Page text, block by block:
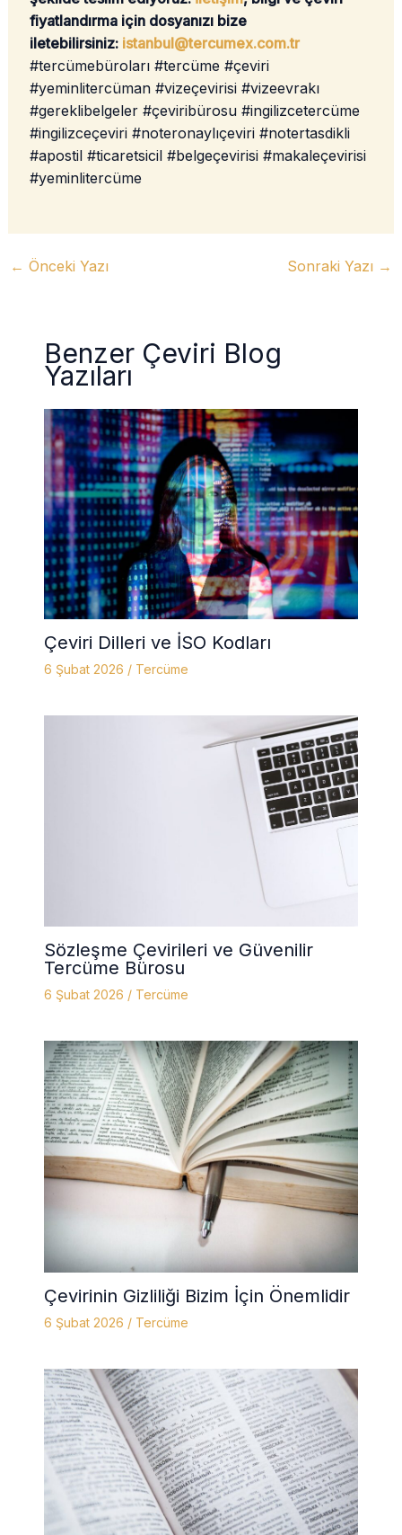
fiyatlandırma için dosyanızı bize
iletebilirsiniz: istanbul@tercumex.com.tr
#tercümebüroları #tercüme #çeviri
#yeminlitercüman #vizeçevirisi #vizeevrakı
#gereklibelgeler #çeviribürosu #ingilizcetercüme
#ingilizceçeviri #noteronaylıçeviri #notertasdikli
#apostil #ticaretsicil #belgeçevirisi #makaleçevirisi
#yeminlitercüme
← Önceki Yazı Sonraki Yazı →
Benzer Çeviri Blog
Yazıları
Çeviri Dilleri ve İSO Kodları
6 Şubat 2026 / Tercüme
Sözleşme Çevirileri ve Güvenilir
Tercüme Bürosu
6 Şubat 2026 / Tercüme
Çevirinin Gizliliği Bizim İçin Önemlidir
6 Şubat 2026 / Tercüme